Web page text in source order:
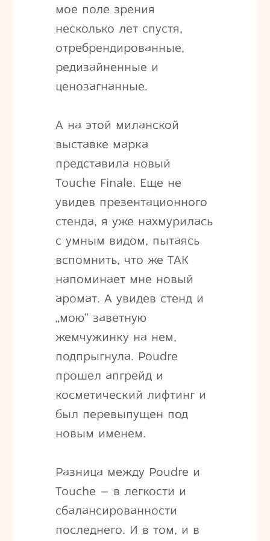
мое поле зрения
несколько лет спустя,
отребрендированные,
редизайненные и
ценозагнанные.
А на этой миланской
выставке марка
представила новый
Touche Finale. Еще не
увидев презентационного
стенда, я уже нахмурилась
с умным видом, пытаясь
вспомнить, что же ТАК
напоминает мне новый
аромат. А увидев стенд и
„мою“ заветную
жемчужинку на нем,
подпрыгнула. Poudre
прошел апгрейд и
косметический лифтинг и
был перевыпущен под
новым именем.
Разница между Poudre и
Touche – в легкости и
сбалансированности
последнего. И в том, и в